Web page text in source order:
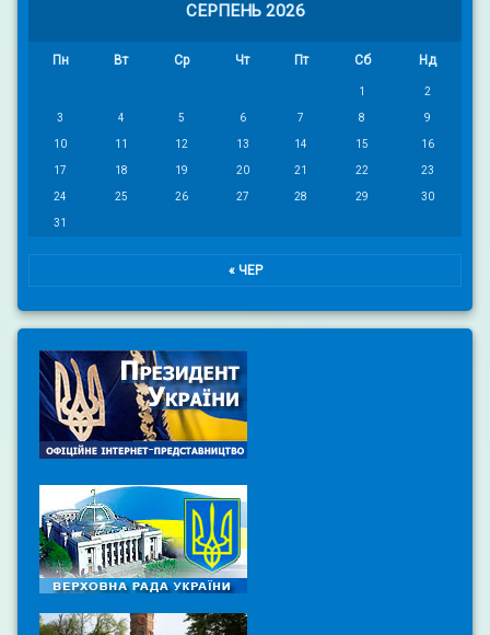
СЕРПЕНЬ 2026
Пн Вт Ср Чт Пт Сб Нд
1 2
3 4 5 6 7 8 9
10 11 12 13 14 15 16
17 18 19 20 21 22 23
24 25 26 27 28 29 30
31
« ЧЕР